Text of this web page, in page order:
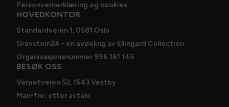
Personvernerklæring og cookies
HOVEDKONTOR
Standardveien 1, 0581 Oslo
Gravstein24 - en avdeling av Ellingard Collection
Organisasjonsnummer 996 161 145
BESØK OSS
Verpetveien 52, 1543 Vestby
Man-fre: etter avtale.